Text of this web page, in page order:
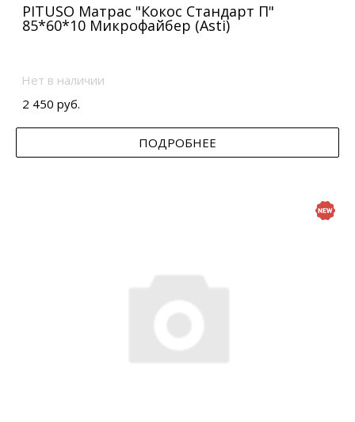
PITUSO Матрас "Кокос Стандарт П"
85*60*10 Микрофайбер (Asti)
Нет в наличии
2 450 руб.
ПОДРОБНЕЕ